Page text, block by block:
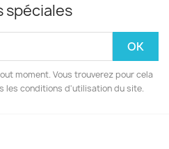
spéciales
moment. Vous trouverez pour cela
les conditions d'utilisation du site.